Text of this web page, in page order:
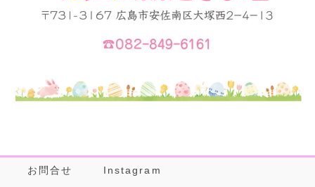
お問合せ Instagram